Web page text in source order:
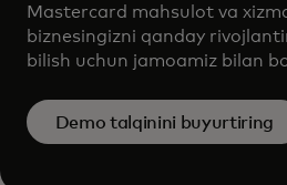
Mastercard mahsulot va
biznesingizni qanday
bilish uchun jamoamiz bilan
Demo talqinini buyurtiring